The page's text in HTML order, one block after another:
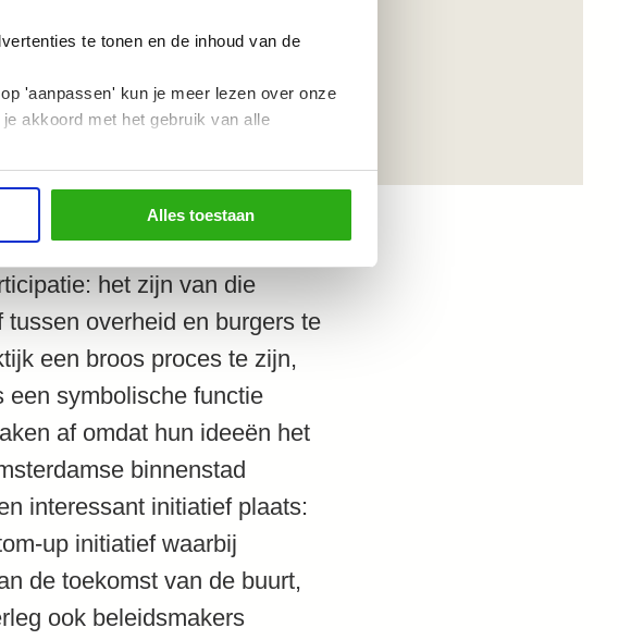
te tonen en de inhoud van de
'aanpassen' kun je meer lezen over onze
akkoord met het gebruik van alle
Alles toestaan
het zijn van die
overheid en burgers te
een broos proces te zijn,
een symbolische functie
af omdat hun ideeën het
binnenstad
interessant initiatief plaats:
up initiatief waarbij
de toekomst van de buurt,
ook beleidsmakers